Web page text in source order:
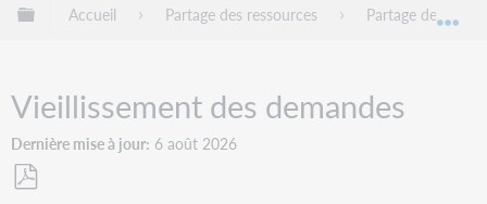
Développer/réduire la hiérarchie globale
Accueil Partage des ressources Partage de
Vieillissement des demandes
Dernière mise à jour 6 août 2026